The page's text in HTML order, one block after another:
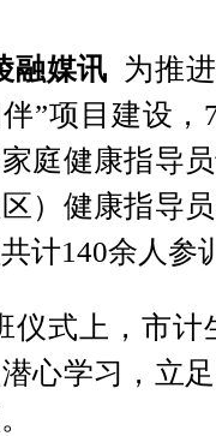
融媒讯 为推
”项目建设
庭健康指导
）健康指导
计140余人参
仪式上，市计
心学习，立